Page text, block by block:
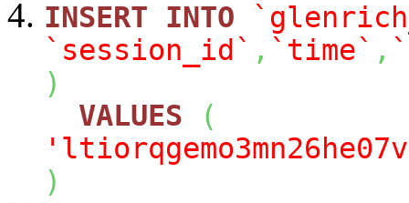
INSERT
INTO
`session_id` , `time` ,
)
VALUES
(
)